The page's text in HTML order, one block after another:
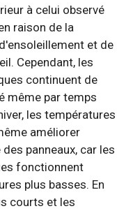
à celui observé
raison de la
et de
Cependant, les
continuent de
même par temps
les températures
améliorer
panneaux, car les
fonctionnent
plus basses. En
courts et les